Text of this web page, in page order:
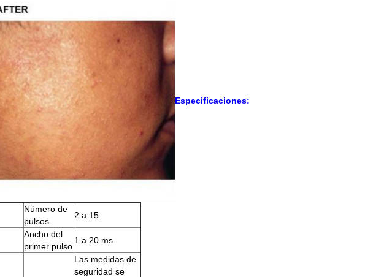
Especificaciones:
Número de
pulsos
2 a 15
Ancho del
primer pulso
1 a 20 ms
Las medidas de
seguridad se